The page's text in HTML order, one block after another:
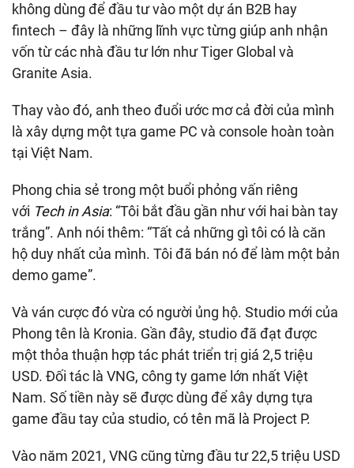
không dùng để đầu tư vào một dự án B2B hay
fintech – đây là những lĩnh vực từng giúp anh nhận
vốn từ các nhà đầu tư lớn như Tiger Global và
Granite Asia.
Thay vào đó, anh theo đuổi ước mơ cả đời của mình
là xây dựng một tựa game PC và console hoàn toàn
tại Việt Nam.
Phong chia sẻ trong một buổi phỏng vấn riêng
với Tech in Asia: “Tôi bắt đầu gần như với hai bàn tay
trắng”. Anh nói thêm: “Tất cả những gì tôi có là căn
hộ duy nhất của mình. Tôi đã bán nó để làm một bản
demo game”.
Và ván cược đó vừa có người ủng hộ. Studio mới của
Phong tên là Kronia. Gần đây, studio đã đạt được
một thỏa thuận hợp tác phát triển trị giá 2,5 triệu
USD. Đối tác là VNG, công ty game lớn nhất Việt
Nam. Số tiền này sẽ được dùng để xây dựng tựa
game đầu tay của studio, có tên mã là Project P.
Vào năm 2021, VNG cũng từng đầu tư 22,5 triệu USD